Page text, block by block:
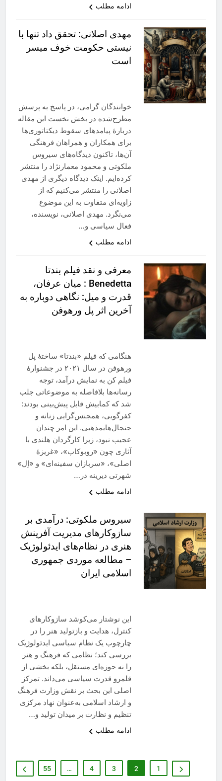
ادامه مطلب
مهدی اصلانی: تحقق داد تنها با
نیستی‌ حکومت خوف میسر
است
خوانندگان گرامی، در پاسخ به پرسش
مطرح‌شده در بخش نخست این مقاله
دربارهٔ پیامدهای سقوط دیکتاتوری‌ها
برای همکاران و همراهان فرهنگی
آن‌ها، تاکنون دیدگاه‌های سیروس
ملکوتی و محمود معمارنژاد را منتشر
کرده‌ایم. اینک دیدگاه دیگری از مهدی
اصلانی را منتشر می‌کنیم که از
زاویه‌ای متفاوت به این موضوع
می‌نگرد. مهدی اصلانی، نویسنده،
فعال سیاسی و…
ادامه مطلب
معرفى و نقد فيلم بندتا
Benedetta : میان عرفان،
قدرت و میل: نگاهی دوباره به
آخرين اثر پل ورهوفن
هنگامی که فیلم «بندتا» ساختهٔ پل
ورهوفن در سال ۲۰۲۱ در جشنوارهٔ
فیلم کن به نمایش درآمد، توجه
رسانه‌ها بلافاصله به موضوعاتی جلب
شد که کمابیش قابل پیش‌بینی بودند:
کفرگویی، همجنس‌گرایی زنانه و
جنجال‌هایمذهبی. این امر چندان
عجیب نبود، زیرا کارگردان هلندی با
آثاری چون «روبوکاپ»، «غریزهٔ
اصلی»، «سربازان سفینه‌ای» و «اِل»
شهرتی دیرینه در…
ادامه مطلب
سيروس ملکوتى: درآمدی بر
سازوکارهای مدیریت آفرینش
هنری در نظام‌های ایدئولوژیک
– مطالعه موردی جمهوری
اسلامی ایران
این نوشتار می‌کوشد سازوکارهای
کنترل، هدایت و بازتولید هنر را در
چارچوب یک نظام سیاسی ایدئولوژیک
بررسی کند؛ نظامی که فرهنگ و هنر
را نه حوزه‌ای مستقل، بلکه بخشی از
قلمرو قدرت سیاسی می‌داند. تمرکز
اصلی این بحث بر نقش وزارت فرهنگ
و ارشاد اسلامی به‌عنوان نهاد مرکزی
تنظیم و نظارت بر میدان تولید و…
ادامه مطلب
1
2
3
4
…
55